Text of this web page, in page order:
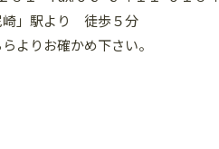
崎」駅より 徒歩５分
よりお確かめ下さい。